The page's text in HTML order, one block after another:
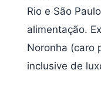
Rio e São
alimentação.
Noronha (caro
inclusive de